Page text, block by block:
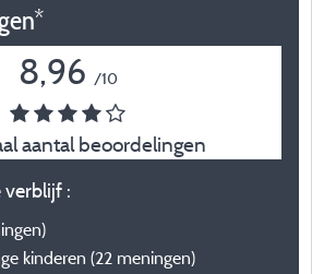
8,96 /10
aantal beoordelingen
verblijf :
kinderen (22 meningen)